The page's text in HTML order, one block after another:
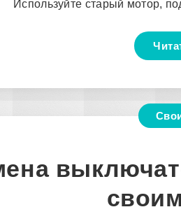
Используйте старый мотор,